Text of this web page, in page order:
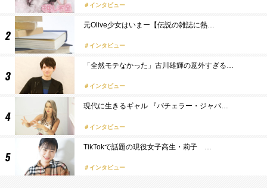
インタビュー
元Olive少女はいまー【伝説の雑誌に熱…
インタビュー
「全然モテなかった」古川雄輝の意外すぎる…
インタビュー
現代に生きるギャル 『バチェラー・ジャパ…
インタビュー
TikTokで話題の現役女子高生・莉子 …
インタビュー